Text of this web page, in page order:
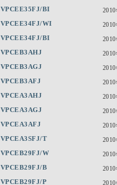
VPCEE35FJ/BI
VPCEE34FJ/WI
VPCEE34FJ/BI
VPCEB3AHJ
VPCEB3AGJ
VPCEB3AFJ
VPCEA3AHJ
VPCEA3AGJ
VPCEA3AFJ
VPCEA3SFJ/T
VPCEB29FJ/W
VPCEB29FJ/B
VPCEB29FJ/P